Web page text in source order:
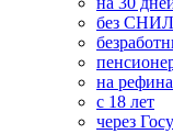
без
на
с 18 лет
через